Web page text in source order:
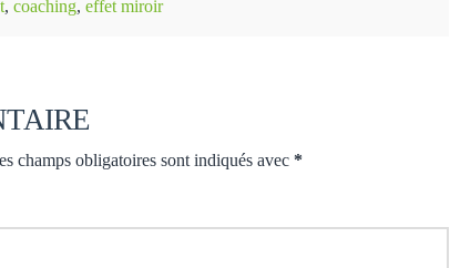
, coaching, effet miroir
champs obligatoires sont indiqués avec *